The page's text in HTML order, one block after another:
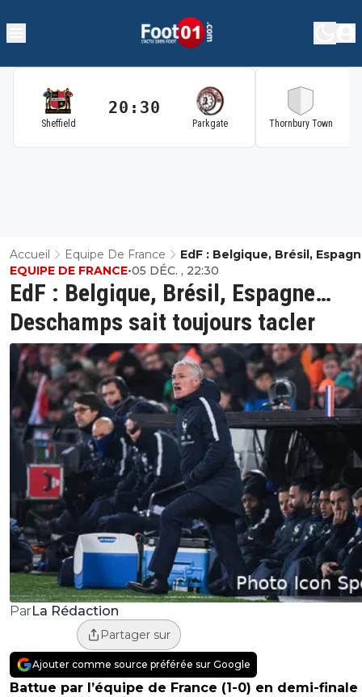
Sheffield
20:30
Parkgate Thornbury Town
Accueil Equipe De France
EdF : Belgique, Brésil,
Deschamps Sait Toujours
EdF : Belgique, Brésil, Espagne…
Deschamps sait toujours tacler
EQUIPE DE FRANCE•05 DÉC. , 22:30
ParLa Rédaction
Partager sur
Ajouter comme source préférée sur Google
Battue par l’équipe de France (1-0) en demi-